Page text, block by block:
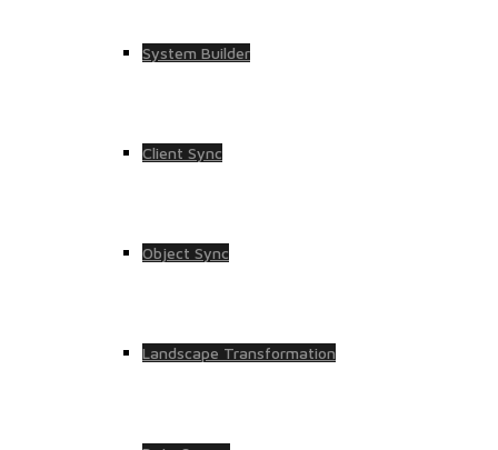
System Builder
Client Sync
Object Sync
Landscape Transformation